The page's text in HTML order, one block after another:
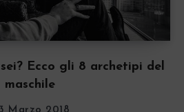
Ecco gli 8 archetipi del
maschile